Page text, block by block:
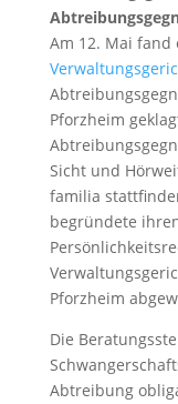
Am 12. Mai fand
Pforzheim
Sicht und
familia
begründete
Pforzheim
Die
Abtreibung